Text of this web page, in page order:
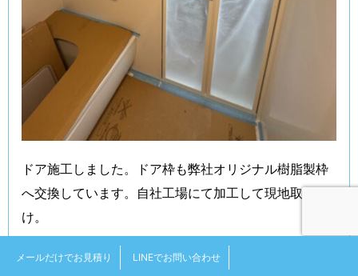
ドア施工しました。ドア枠も弊社オリジナル樹脂製枠
へ交換しています。自社工場にて加工して現地取付
け。
メールだけでお見積り LINEでお問い合わせ